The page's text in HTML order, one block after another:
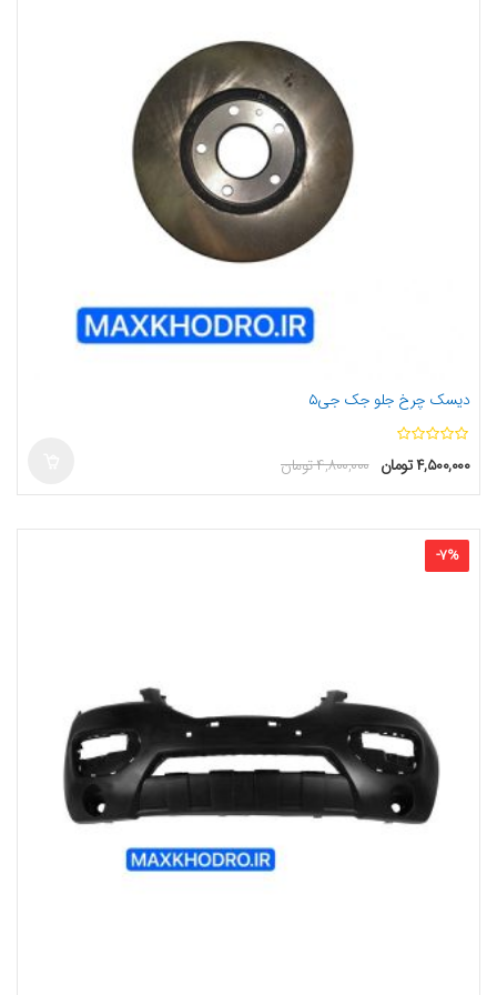
دیسک چرخ جلو جک جی۵
۴,۸۰۰,۰۰۰تومان ۴,۵۰۰,۰۰۰تومان
-7%